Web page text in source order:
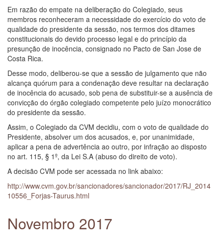
Em razão do empate na deliberação do Colegiado, seus
membros reconheceram a necessidade do exercício do voto de
qualidade do presidente da sessão, nos termos dos ditames
constitucionais do devido processo legal e do princípio da
presunção de inocência, consignado no Pacto de San Jose de
Costa Rica.
Desse modo, deliberou-se que a sessão de julgamento que não
alcança quórum para a condenação deve resultar na declaração
de inocência do acusado, sob pena de substituir-se a ausência de
convicção do órgão colegiado competente pelo juízo monocrático
do presidente da sessão.
Assim, o Colegiado da CVM decidiu, com o voto de qualidade do
Presidente, absolver um dos acusados, e, por unanimidade,
aplicar a pena de advertência ao outro, por infração ao disposto
no art. 115, § 1º, da Lei S.A (abuso do direito de voto).
A decisão CVM pode ser acessada no link abaixo:
http://www.cvm.gov.br/sancionadores/sancionador/2017/RJ_2014
10556_Forjas-Taurus.html
Novembro 2017